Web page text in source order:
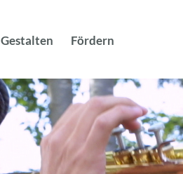
Ge­stal­ten För­dern
nach: